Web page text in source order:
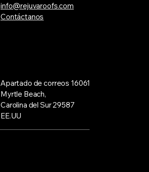
info@rejuvaroofs.com
Contáctanos
Apartado de correos 16061
Myrtle Beach,
Carolina del Sur 29587
EE.UU